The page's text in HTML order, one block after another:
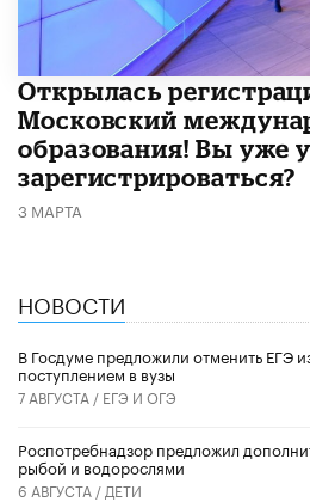
Открылась
Московский
образования! Вы уже
зарегистрироваться?
3 МАРТА
НОВОСТИ
В Госдуме предложили отменить ЕГЭ
поступлением в вузы
7 АВГУСТА / ЕГЭ И ОГЭ
Роспотребнадзор предложил
рыбой и водорослями
6 АВГУСТА / ДЕТИ